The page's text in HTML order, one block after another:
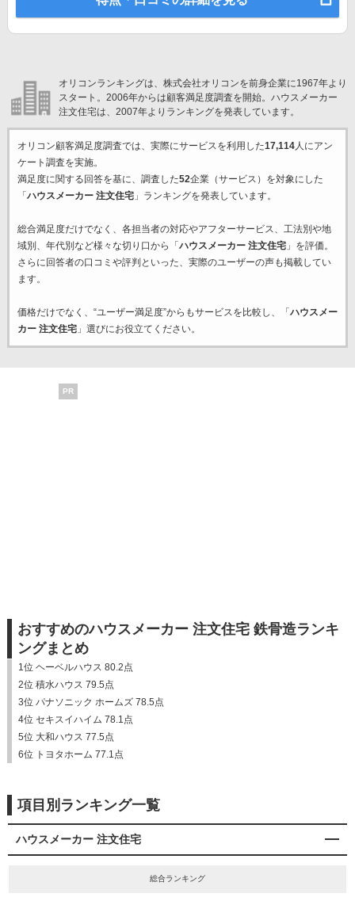
オリコンランキングは、株式会社オリコンを前身企業に1967年より
スタート。2006年からは顧客満足度調査を開始。ハウスメーカー
注文住宅は、2007年よりランキングを発表しています。
オリコン顧客満足度調査では、実際にサービスを利用した17,114人にアン
ケート調査を実施。
満足度に関する回答を基に、調査した52企業（サービス）を対象にした
「ハウスメーカー 注文住宅」ランキングを発表しています。
総合満足度だけでなく、各担当者の対応やアフターサービス、工法別や地
域別、年代別など様々な切り口から「ハウスメーカー 注文住宅」を評価。
さらに回答者の口コミや評判といった、実際のユーザーの声も掲載してい
ます。
価格だけでなく、“ユーザー満足度”からもサービスを比較し、「ハウスメー
カー 注文住宅」選びにお役立てください。
PR
おすすめのハウスメーカー 注文住宅 鉄骨造ランキ
ングまとめ
1位 ヘーベルハウス 80.2点
2位 積水ハウス 79.5点
3位 パナソニック ホームズ 78.5点
4位 セキスイハイム 78.1点
5位 大和ハウス 77.5点
6位 トヨタホーム 77.1点
項目別ランキング一覧
ハウスメーカー 注文住宅
総合ランキング